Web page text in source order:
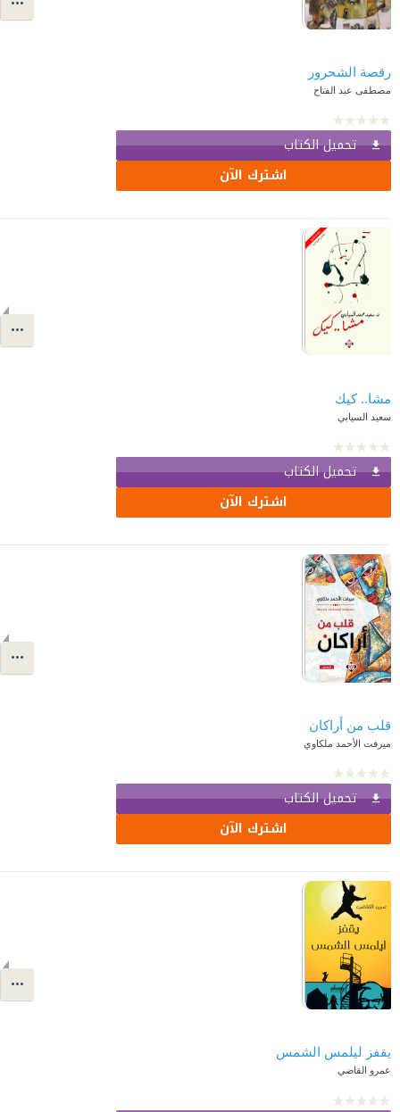
رقصة الشحرور
مصطفى عبد الفتاح
تحميل الكتاب
اشترك الآن
مشا.. كيك
سعيد السيابي
تحميل الكتاب
اشترك الآن
قلب من أراكان
ميرفت الأحمد ملكاوي
تحميل الكتاب
اشترك الآن
يقفز ليلمس الشمس
عمرو القاضي